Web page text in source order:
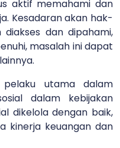
aktif memahami dan
Kesadaran akan hak-
dan dipahami,
masalah ini dapat
pelaku utama dalam
dalam kebijakan
dikelola dengan baik,
kinerja keuangan dan